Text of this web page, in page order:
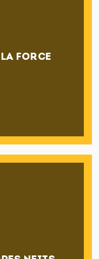
FORCE